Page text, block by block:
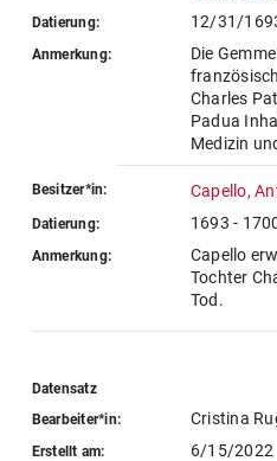
Datierung: 12/31/
Anmerkung:
Die
Charles
Padua
Medizin
Besitzer*in: Capello,
Datierung: 1693 -
Anmerkung:
Capello
Tochter
Tod.
Datensatz
Bearbeiter*in:
Cristina
Erstellt am: 6/15/2022